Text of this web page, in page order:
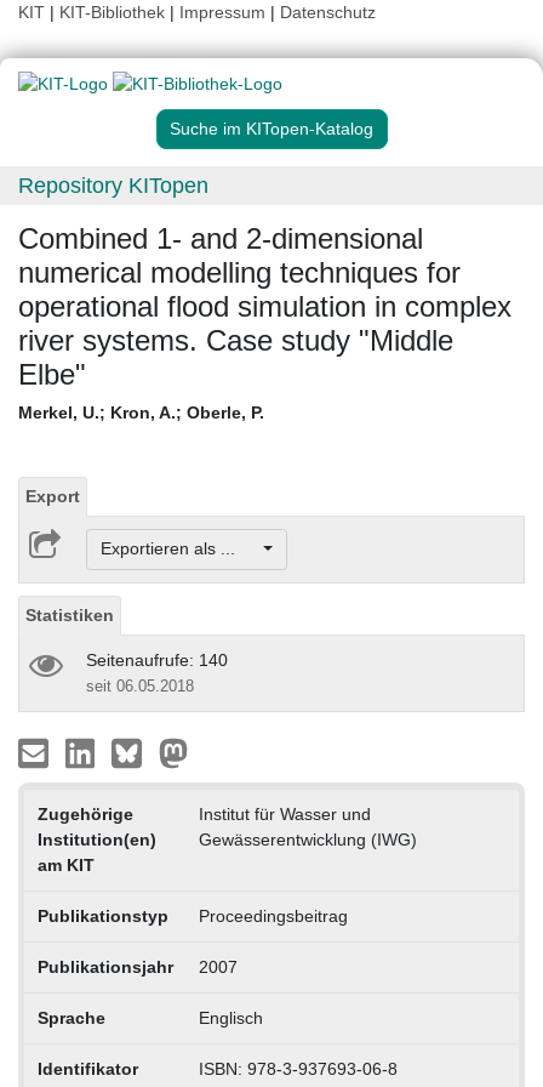
KIT | KIT-Bibliothek | Impressum | Datenschutz
Suche im KITopen-Katalog
Repository KITopen
Combined 1- and 2-dimensional
numerical modelling techniques for
operational flood simulation in complex
river systems. Case study "Middle
Elbe"
Merkel, U.; Kron, A.; Oberle, P.
Export
Exportieren als ...
Statistiken
Seitenaufrufe: 140
seit 06.05.2018
Zugehörige
Institution(en)
am KIT
Institut für Wasser und
Gewässerentwicklung (IWG)
Publikationstyp Proceedingsbeitrag
Publikationsjahr 2007
Sprache Englisch
Identifikator
ISBN: 978-3-937693-06-8